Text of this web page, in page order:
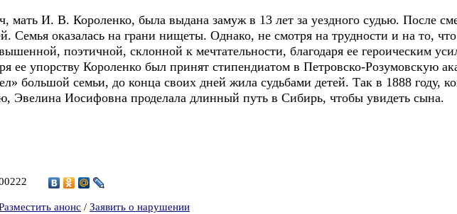
мать И. В. Короленко, была выдана замуж в 13 лет за уездного судью. После
Семья оказалась на грани нищеты. Однако, не смотря на трудности и на то,
поэтичной, склонной к мечтательности, благодаря ее героическим
ее упорству Короленко был принят стипендиатом в Петровско-Розумовскую
большой семьи, до конца своих дней жила судьбами детей. Так в 1888 году,
Эвелина Иосифовна проделала длинный путь в Сибирь, чтобы увидеть сына.
анонс / Заявить о нарушении